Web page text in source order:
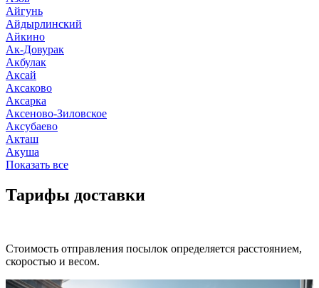
Айгунь
Айдырлинский
Айкино
Ак-Довурак
Акбулак
Аксай
Аксаково
Аксарка
Аксеново-Зиловское
Аксубаево
Акташ
Акуша
Показать все
Тарифы доставки
Стоимость отправления посылок определяется расстоянием,
скоростью и весом.